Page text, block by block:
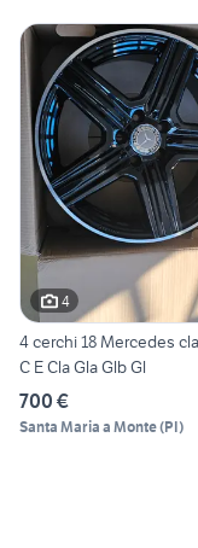
4
4 cerchi 18 Mercedes
C E Cla Gla Glb Gl
700 €
Santa Maria a Monte(PI)